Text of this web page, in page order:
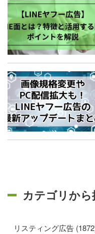
カテゴリから
リスティング広告